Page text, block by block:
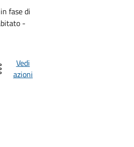
fase di
-
Vedi
azioni